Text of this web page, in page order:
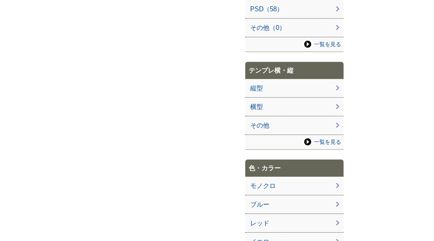
PSD（58）
その他（0）
一覧を見る
テンプレ横・縦
縦型
横型
その他
一覧を見る
色・カラー
モノクロ
ブルー
レッド